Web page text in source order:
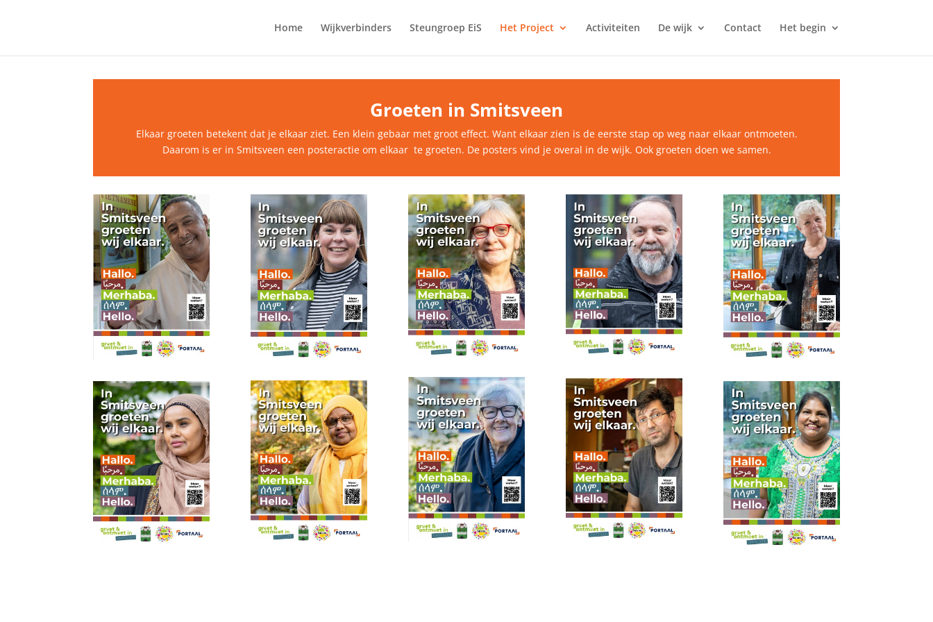
Home Wijkverbinders Steungroep EiS Het Project Activiteiten De wijk Contact Het begin
Groeten in Smitsveen
Elkaar groeten betekent dat je elkaar ziet. Een klein gebaar met groot effect. Want elkaar zien is de eerste stap op weg naar elkaar ontmoeten.
Daarom is er in Smitsveen een posteractie om elkaar te groeten. De posters vind je overal in de wijk. Ook groeten doen we samen.